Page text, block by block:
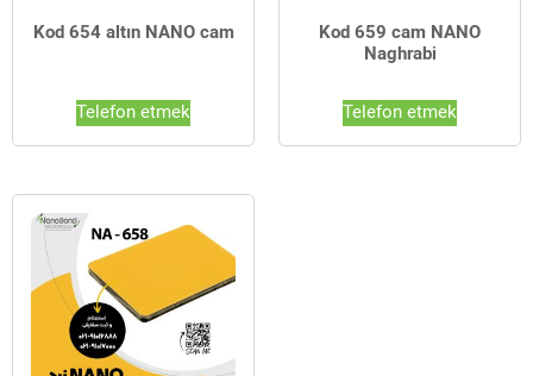
Kod 654 altın NANO cam
Telefon etmek
Kod 659 cam NANO
Naghrabi
Telefon etmek